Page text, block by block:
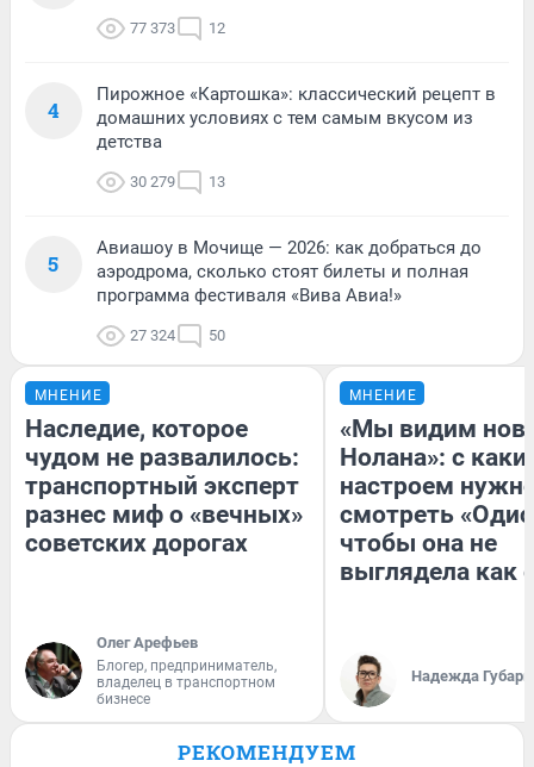
77 373 12
4
Пирожное «Картошка»: классический рецепт в
домашних условиях с тем самым вкусом из
детства
30 279 13
5
Авиашоу в Мочище — 2026: как добраться до
аэродрома, сколько стоят билеты и полная
программа фестиваля «Вива Авиа!»
27 324 50
МНЕНИЕ
Наследие, которое
чудом не развалилось:
транспортный эксперт
разнес миф о «вечных»
советских дорогах
Олег Арефьев
Блогер, предприниматель,
владелец в транспортном
бизнесе
МНЕНИЕ
«Мы видим
Нолана»: с
настроем
смотреть
чтобы она не
выглядела как
Надежда Губарь
РЕКОМЕНДУЕМ